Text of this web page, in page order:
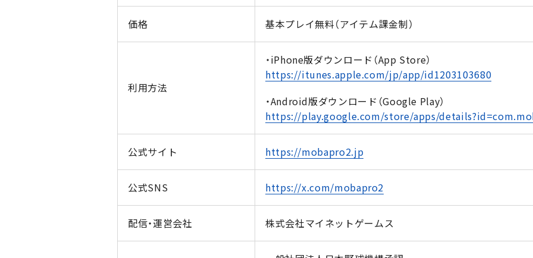
価格 基本プレイ無料（アイテム課金制）
利用方法
・iPhone版ダウンロード（App Store）
https://itunes.apple.com/jp/app/id1203103680
・Android版ダウンロード（Google Play）
https://play.google.com/store/apps/
公式サイト https://mobapro2.jp
公式SNS https://x.com/mobapro2
配信・運営会社 株式会社マイネットゲームス